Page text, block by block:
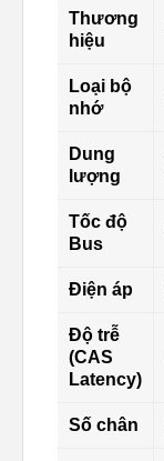
Thương
hiệu
Loại bộ
nhớ
Dung
lượng
Tốc độ
Bus
Điện áp
Độ trễ
(CAS
Latency)
Số chân